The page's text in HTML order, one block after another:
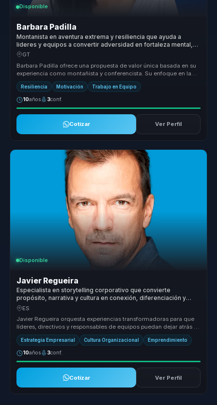
Disponible
Barbara Padilla
Montanista en aventura extrema y resiliencia que ayuda a
lideres y equipos a convertir adversidad en fortaleza mental,
cohesion y superacion.
GT
Barbara Padilla ofrece una propuesta de valor única basada en su
experiencia como montañista y conferencista. Su enfoque en la
transforma...
Resiliencia Motivación Trabajo en Equipo
10años 3conf.
Cotizar Ver Perfil
Disponible
Javier Regueira
Especialista en storytelling corporativo que convierte
propósito, narrativa y cultura en conexión, diferenciación y
crecimiento para líderes y marcas.
ES
Javier Regueira orquesta experiencias transformadoras para que
líderes, directivos y responsables de equipos puedan dejar atrás la
desali...
Estrategia Empresarial Cultura Organizacional Emprendimiento
10años 3conf.
Cotizar Ver Perfil